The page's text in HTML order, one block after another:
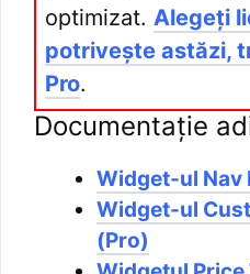
optimizat. Alegeți
potrivește astăzi,
Pro.
Documentație
Widget-ul Nav
Widget-ul
(Pro)